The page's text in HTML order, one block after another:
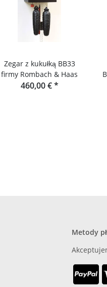
Zegar z kukułką BB33
firmy Rombach & Haas
460,00 €*
Metody